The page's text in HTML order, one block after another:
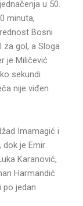
u 50.
minuta,
Bosni
za gol, a Sloga
je Miličević
sekundi
nije viđen
Imamagić i
je Emir
Karanović,
Harmandić.
po jedan